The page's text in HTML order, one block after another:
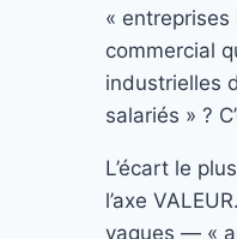
« entreprises
commercial
industrielles
salariés » ?
L’écart le
l’axe
vagues — «